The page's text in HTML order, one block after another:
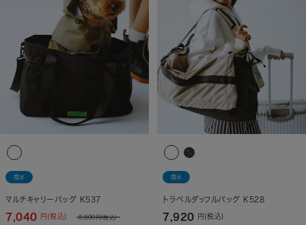
撥水
マルチキャリーバッグ K537
7,040 円(税込) 8,800円(税込)
撥水
トラベルダッフルバッグ K528
7,920 円(税込)